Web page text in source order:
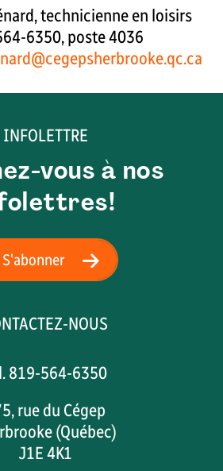
technicienne en loisirs
6350, poste 4036
INFOLETTRE
vous à nos
S'abonner
NOUS
819-564-6350
rue du Cégep
(Québec)
J1E 4K1